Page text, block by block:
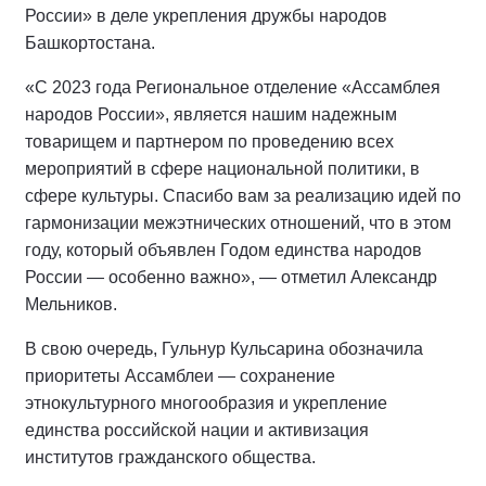
России» в деле укрепления дружбы народов
Башкортостана.
«С 2023 года Региональное отделение «Ассамблея
народов России», является нашим надежным
товарищем и партнером по проведению всех
мероприятий в сфере национальной политики, в
сфере культуры. Спасибо вам за реализацию идей по
гармонизации межэтнических отношений, что в этом
году, который объявлен Годом единства народов
России — особенно важно», — отметил Александр
Мельников.
В свою очередь, Гульнур Кульсарина обозначила
приоритеты Ассамблеи — сохранение
этнокультурного многообразия и укрепление
единства российской нации и активизация
институтов гражданского общества.